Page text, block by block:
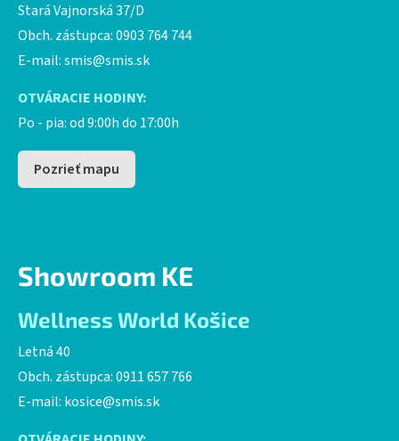
Stará Vajnorská 37/D
Obch. zástupca: 0903 764 744
E-mail:smis@smis.sk
OTVÁRACIE HODINY:
Po - pia: od 9:00h do 17:00h
Pozrieť mapu
Showroom KE
Wellness World Košice
Letná 40
Obch. zástupca: 0911 657 766
E-mail: kosice@smis.sk